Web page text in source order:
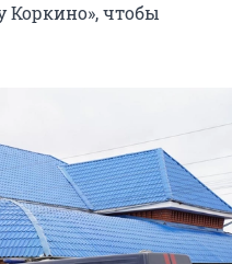
Коркино», чтобы